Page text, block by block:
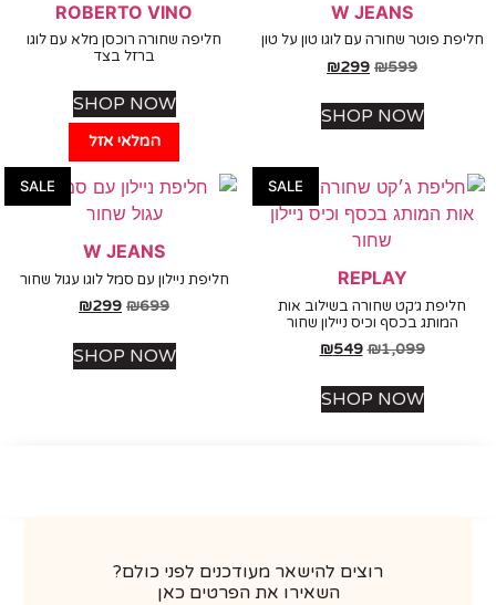
W JEANS
פוטר שחורה עם לוגו טון על טון
₪
₪299
SHOP NOW
המלאי אזל
ROBERTO VINO
חליפה שחורה רוכסן מלא עם לוגו
ברזל בצד
SHOP NOW
SALE
REPLAY
ג׳קט שחורה בשילוב אות
בכסף וכיס ניילון שחור
₪1,099
₪549
SHOP NOW
SALE
W JEANS
חליפת ניילון עם סמל לוגו עגול שחור
₪
₪299
SHOP NOW
רוצים להישאר מעודכנים לפני כולם?
השאירו את הפרטים כאן